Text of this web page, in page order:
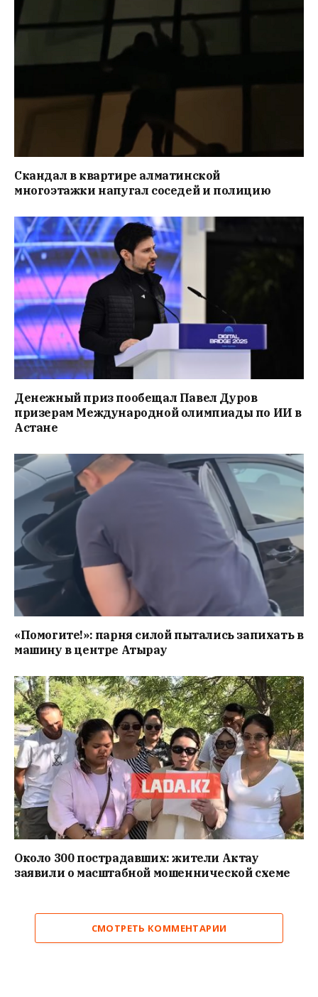
Скандал в квартире алматинской
многоэтажки напугал соседей и полицию
Денежный приз пообещал Павел Дуров
призерам Международной олимпиады по ИИ в
Астане
«Помогите!»: парня силой пытались запихать в
машину в центре Атырау
Около 300 пострадавших: жители Актау
заявили о масштабной мошеннической схеме
СМОТРЕТЬ КОММЕНТАРИИ